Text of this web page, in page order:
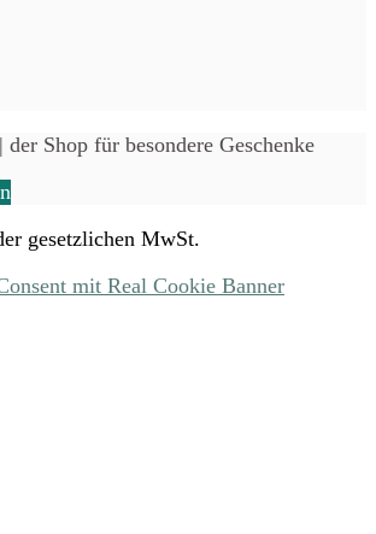
Shop für besondere Geschenke
gesetzlichen MwSt.
mit Real Cookie Banner